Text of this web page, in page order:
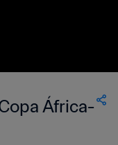
África-